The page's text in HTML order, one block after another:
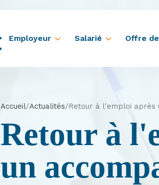
Employeur Salarié Offre
Accueil/Actualités/Retour à l'emploi après
Retour à
un